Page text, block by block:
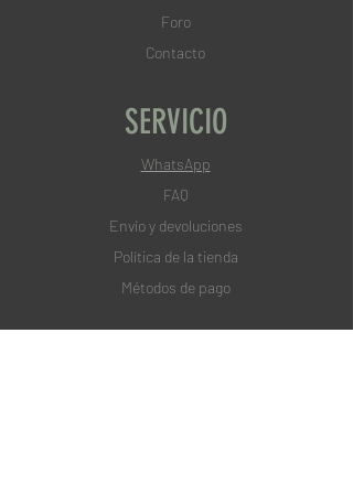
Foro
Contacto
SERVICIO
WhatsApp
FAQ
Envío y devoluciones
Política de la tienda
Métodos de pago